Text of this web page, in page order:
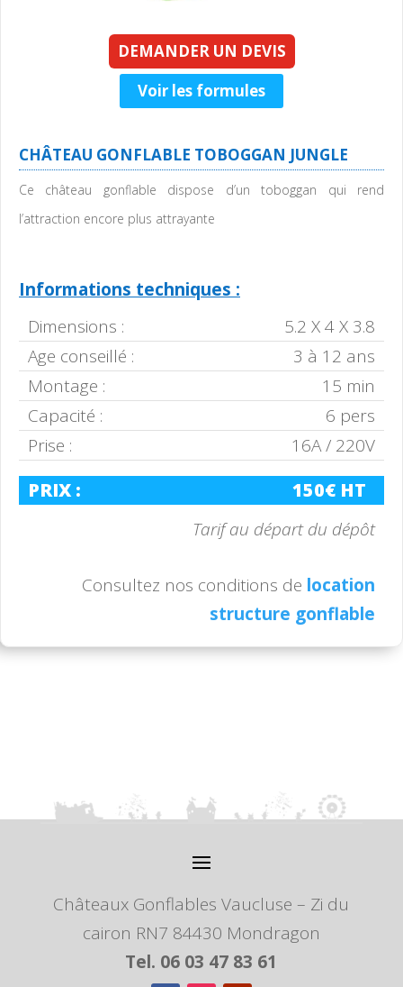
DEMANDER UN DEVIS
Voir les formules
CHÂTEAU GONFLABLE TOBOGGAN JUNGLE
Ce château gonflable dispose d’un toboggan qui rend
l’attraction encore plus attrayante
Informations techniques :
Dimensions :
5.2 X 4 X 3.8
Age conseillé :
3 à 12 ans
Montage :
15 min
Capacité :
6 pers
Prise :
16A / 220V
PRIX : 150€ HT
Tarif au départ du dépôt
Consultez nos conditions de location
structure gonflable
Châteaux Gonflables Vaucluse – Zi du
cairon RN7 84430 Mondragon
Tel. 06 03 47 83 61